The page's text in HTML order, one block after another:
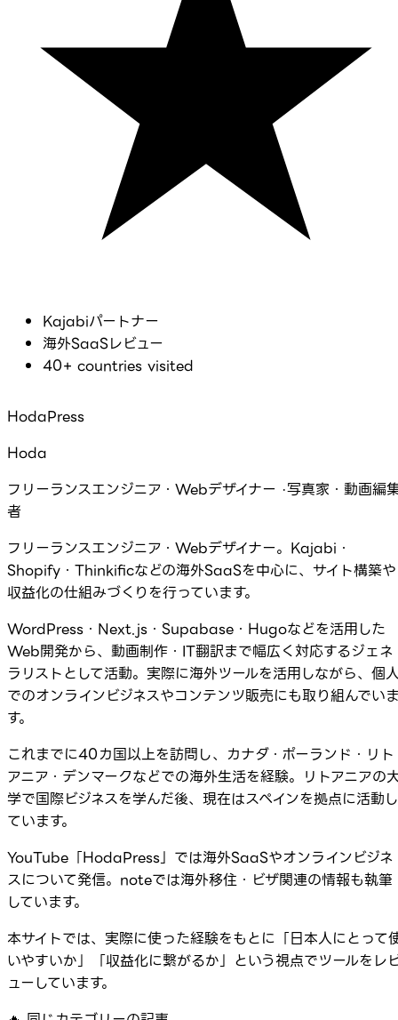
Kajabiパートナー
海外SaaSレビュー
40+ countries visited
HodaPress
Hoda
フリーランスエンジニア・Webデザイナー ·写真家・動画編
者
フリーランスエンジニア・Webデザイナー。Kajabi・
Shopify・Thinkificなどの海外SaaSを中心に、サイト構築や
収益化の仕組みづくりを行っています。
WordPress・Next.js・Supabase・Hugoなどを活用した
Web開発から、動画制作・IT翻訳まで幅広く対応するジェネ
ラリストとして活動。実際に海外ツールを活用しながら、個
でのオンラインビジネスやコンテンツ販売にも取り組んでい
す。
これまでに40カ国以上を訪問し、カナダ・ポーランド・リト
アニア・デンマークなどでの海外生活を経験。リトアニアの
学で国際ビジネスを学んだ後、現在はスペインを拠点に活動し
ています。
YouTube「HodaPress」では海外SaaSやオンラインビジネ
スについて発信。noteでは海外移住・ビザ関連の情報も執筆
しています。
本サイトでは、実際に使った経験をもとに「日本人にとって
いやすいか」「収益化に繋がるか」という視点でツールをレ
ューしています。